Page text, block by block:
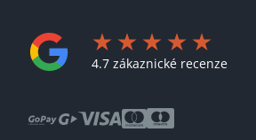
4.7 zákaznické recenze